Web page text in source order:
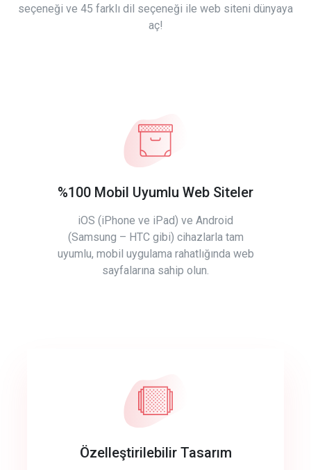
seçeneği ve 45 farklı dil seçeneği ile web siteni dünyaya
aç!
%100 Mobil Uyumlu Web Siteler
iOS (iPhone ve iPad) ve Android
(Samsung – HTC gibi) cihazlarla tam
uyumlu, mobil uygulama rahatlığında web
sayfalarına sahip olun.
Özelleştirilebilir Tasarım